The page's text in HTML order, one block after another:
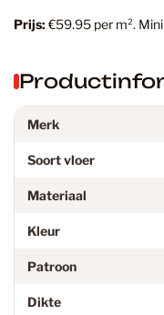
Prijs:€59.95 per m².
Merk
Soort vloer
Materiaal
Kleur
Patroon
Dikte